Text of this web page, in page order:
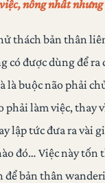
nông nhất
thách bản thân
có được dùng để
là buộc não phải
phải làm việc, thay
lập tức đưa ra vài
đó… Việc này
để bản thân